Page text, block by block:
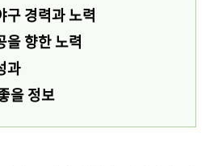
구 경력과 노력
을 향한 노력
과
을 정보